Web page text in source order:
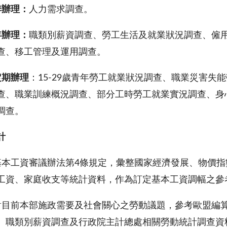
理： 人力需求調查。
理： 職類別薪資調查、勞工生活及就業狀況調查、僱
、移工管理及運用調查。
辦理 ：15-29歲青年勞工就業狀況調查、職業災害失
、職業訓練概況調查、部分工時勞工就業實況調查、
查。
工資審議辦法第4條規定，彙整國家經濟發展、物價
資、家庭收支等統計資料，作為訂定基本工資調幅之參
前本部施政需要及社會關心之勞動議題，參考歐盟編
職類別薪資調查及行政院主計總處相關勞動統計調查